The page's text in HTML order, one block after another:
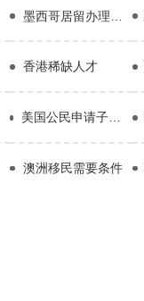
香港稀缺人才
美国公民申请子女移民需要多久
澳洲移民需要条件